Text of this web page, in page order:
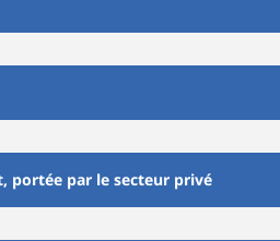
portée par le secteur privé